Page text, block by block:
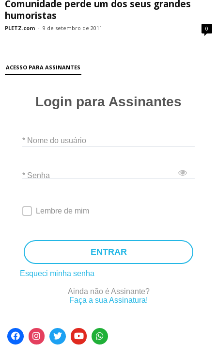
Comunidade perde um dos seus grandes
humoristas
PLETZ.com - 9 de setembro de 2011 0
ACESSO PARA ASSINANTES
Login para Assinantes
* Nome do usuário
* Senha
Lembre de mim
ENTRAR
Esqueci minha senha
Ainda não é Assinante?
Faça a sua Assinatura!